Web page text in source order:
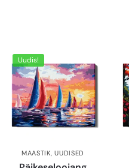
Uudis!
MAASTIK ,UUDISED